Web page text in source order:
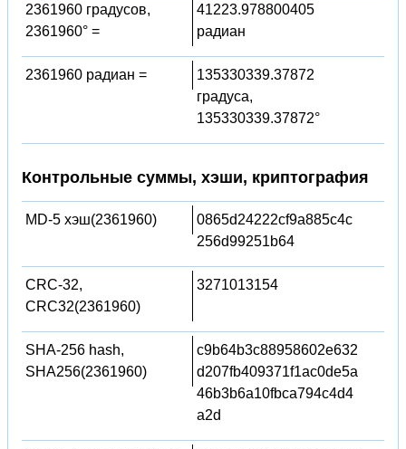
2361960 градусов,
2361960° =
41223.978800405
радиан
2361960 радиан =
135330339.37872
градуса,
135330339.37872°
Контрольные суммы, хэши, криптография
MD-5 хэш(2361960)
0865d24222cf9a885c4c
256d99251b64
CRC-32,
CRC32(2361960)
3271013154
SHA-256 hash,
SHA256(2361960)
c9b64b3c88958602e632
d207fb409371f1ac0de5a
46b3b6a10fbca794c4d4
a2d